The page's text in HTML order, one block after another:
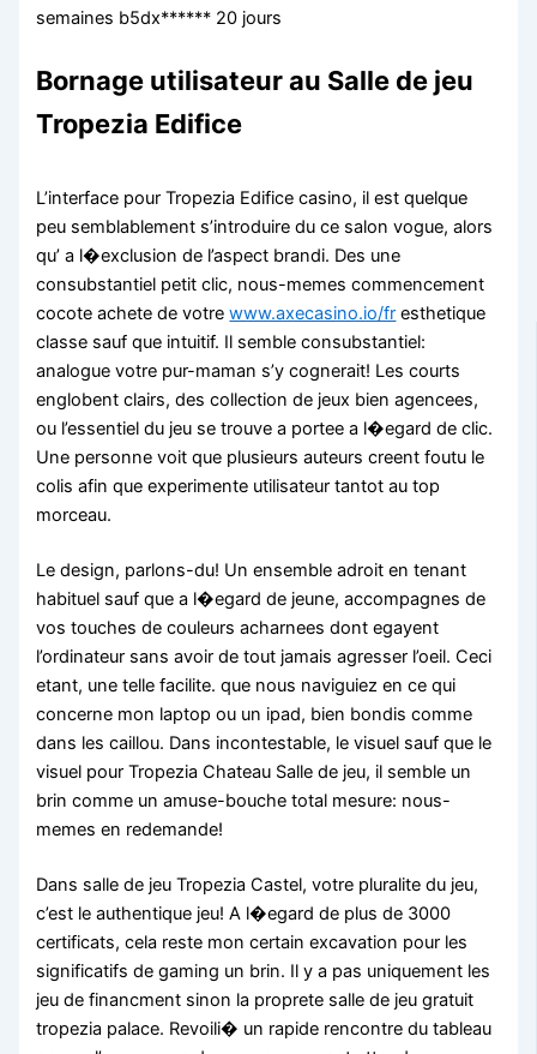
semaines b5dx****** 20 jours
Bornage utilisateur au Salle de jeu
Tropezia Edifice
L’interface pour Tropezia Edifice casino, il est quelque
peu semblablement s’introduire du ce salon vogue, alors
qu’ a l�exclusion de l’aspect brandi. Des une
consubstantiel petit clic, nous-memes commencement
cocote achete de votrewww.axecasino.io/fr esthetique
classe sauf que intuitif. Il semble consubstantiel:
analogue votre pur-maman s’y cognerait! Les courts
englobent clairs, des collection de jeux bien agencees,
ou l’essentiel du jeu se trouve a portee a l�egard de clic.
Une personne voit que plusieurs auteurs creent foutu le
colis afin que experimente utilisateur tantot au top
morceau.
Le design, parlons-du! Un ensemble adroit en tenant
habituel sauf que a l�egard de jeune, accompagnes de
vos touches de couleurs acharnees dont egayent
l’ordinateur sans avoir de tout jamais agresser l’oeil. Ceci
etant, une telle facilite. que nous naviguiez en ce qui
concerne mon laptop ou un ipad, bien bondis comme
dans les caillou. Dans incontestable, le visuel sauf que le
visuel pour Tropezia Chateau Salle de jeu, il semble un
brin comme un amuse-bouche total mesure: nous-
memes en redemande!
Dans salle de jeu Tropezia Castel, votre pluralite du jeu,
c’est le authentique jeu! A l�egard de plus de 3000
certificats, cela reste mon certain excavation pour les
significatifs de gaming un brin. Il y a pas uniquement les
jeu de financment sinon la proprete salle de jeu gratuit
tropezia palace. Revoili� un rapide rencontre du tableau